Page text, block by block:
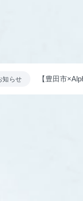
知らせ
【豊田市
8日に開講